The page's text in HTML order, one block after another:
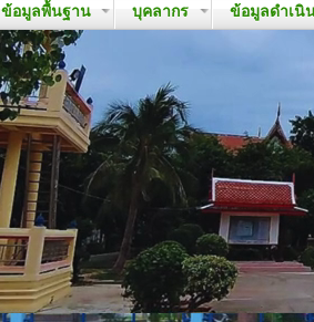
ข้อมูลพื้นฐาน บุคลากร ข้อมูลดำเนิ